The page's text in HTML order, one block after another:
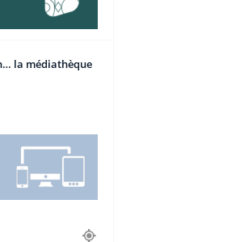
la médiathèque